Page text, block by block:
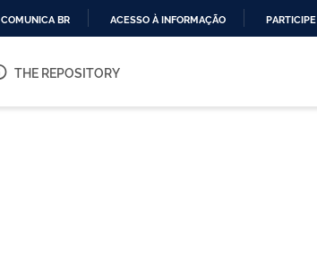
O
COMUNICA BR ACESSO À INFORMAÇÃO PARTICIPE
THE REPOSITORY